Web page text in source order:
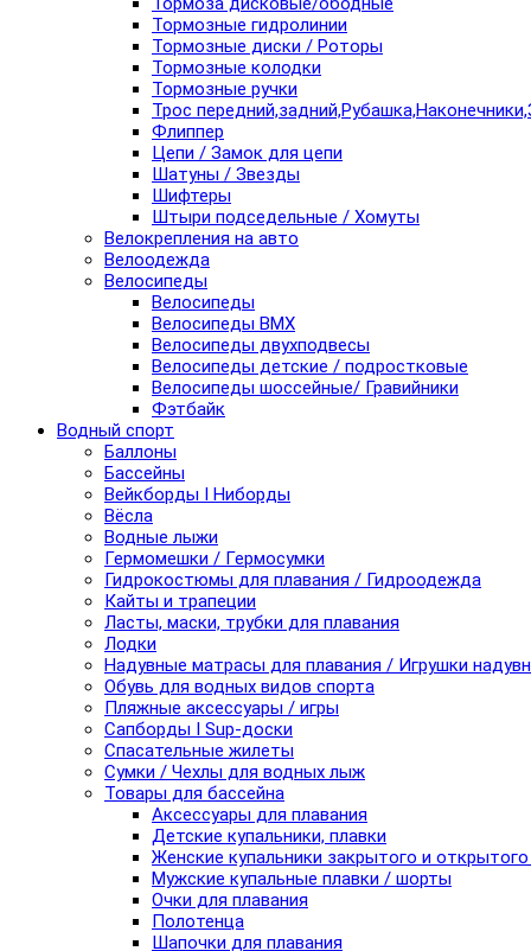
Тормозные гидролинии
Тормозные диски / Роторы
Тормозные колодки
Тормозные ручки
Трос
Флиппер
Цепи / Замок для цепи
Шатуны / Звезды
Шифтеры
Штыри подседельные / Хомуты
Велокрепления на авто
Велоодежда
Велосипеды
Велосипеды
Велосипеды BMX
Велосипеды двухподвесы
Велосипеды детские / подростковые
Велосипеды шоссейные/ Гравийники
Фэтбайк
Водный спорт
Баллоны
Бассейны
Вейкборды I Ниборды
Вёсла
Водные лыжи
Гермомешки / Гермосумки
Гидрокостюмы для плавания / Гидроодежда
Кайты и трапеции
Ласты, маски, трубки для плавания
Лодки
Надувные матрасы для плавания / Игрушки
Обувь для водных видов спорта
Пляжные аксессуары / игры
Сапборды I Sup-доски
Спасательные жилеты
Сумки / Чехлы для водных лыж
Товары для бассейна
Аксессуары для плавания
Детские купальники, плавки
Женские купальники закрытого и
Мужские купальные плавки / шорты
Очки для плавания
Полотенца
Шапочки для плавания